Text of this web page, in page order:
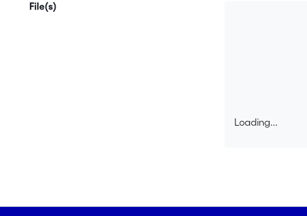
File(s)
Loading...